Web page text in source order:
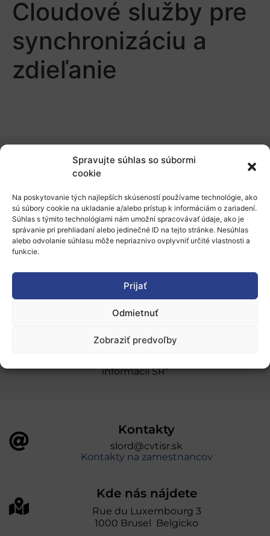
Spravujte súhlas so súbormi
cookie
Na poskytovanie tých najlepších skúseností používame technológie, ako
sú súbory cookie na ukladanie a/alebo prístup k informáciám o zariadení.
Súhlas s týmito technológiami nám umožní spracovávať údaje, ako je
správanie pri prehliadaní alebo jedinečné ID na tejto stránke. Nesúhlas
alebo odvolanie súhlasu môže nepriaznivo ovplyvniť určité vlastnosti a
funkcie.
Prijať
Odmietnuť
Zobraziť predvoľby
Cloudové služby pre
synchronizáciu a
zdieľanie
Naše služby
Financovanie a podpora
Stáže a pobyty
Ochrana osobných údajov
úniou v rámci Programu Slovensko. Portál
informácií SR“
Kontakty
slord@cvtisr.sk
Kontakty na zamestnancov
Kde nás nájdete
Rue du Luxembourg 3
1000 Brusel Belgicko